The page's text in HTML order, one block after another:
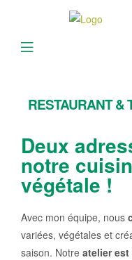
RESTAURANT &
Deux
notre
végétale !
Avec mon équipe, nous
variées, végétales et
saison. Notre atelier